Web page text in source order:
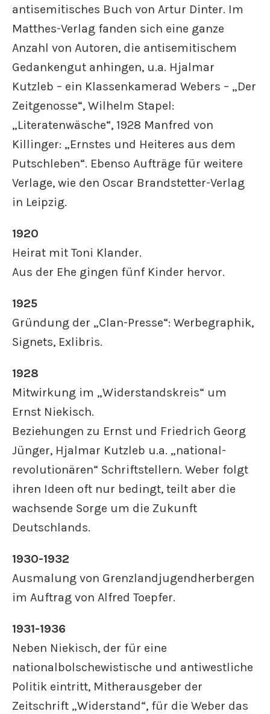
antisemitisches Buch von Artur Dinter. Im
Matthes-Verlag fanden sich eine ganze
Anzahl von Autoren, die antisemitischem
Gedankengut anhingen, u.a. Hjalmar
Kutzleb – ein Klassenkamerad Webers – „Der
Zeitgenosse“, Wilhelm Stapel:
„Literatenwäsche“, 1928 Manfred von
Killinger: „Ernstes und Heiteres aus dem
Putschleben“. Ebenso Aufträge für weitere
Verlage, wie den Oscar Brandstetter-Verlag
in Leipzig.
1920
Heirat mit Toni Klander.
Aus der Ehe gingen fünf Kinder hervor.
1925
Gründung der „Clan-Presse“: Werbegraphik,
Signets, Exlibris.
1928
Mitwirkung im „Widerstandskreis“ um
Ernst Niekisch.
Beziehungen zu Ernst und Friedrich Georg
Jünger, Hjalmar Kutzleb u.a. „national-
revolutionären“ Schriftstellern. Weber folgt
ihren Ideen oft nur bedingt, teilt aber die
wachsende Sorge um die Zukunft
Deutschlands.
1930-1932
Ausmalung von Grenzlandjugendherbergen
im Auftrag von Alfred Toepfer.
1931-1936
Neben Niekisch, der für eine
nationalbolschewistische und antiwestliche
Politik eintritt, Mitherausgeber der
Zeitschrift „Widerstand“, für die Weber das